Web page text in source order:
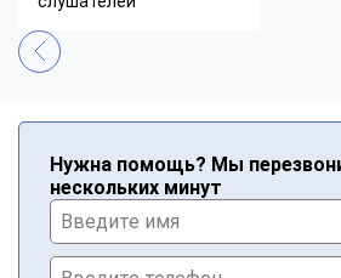
Нужна помощь? Мы
нескольких минут